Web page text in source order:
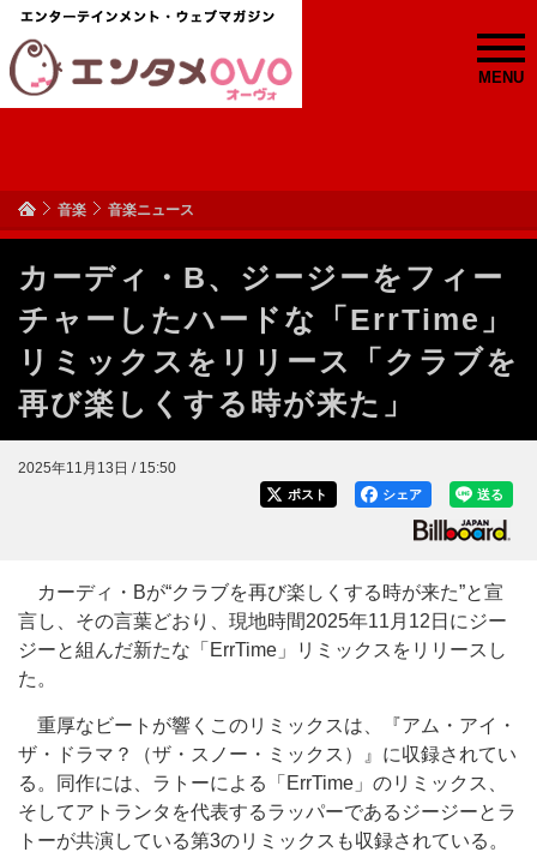
MENU
音楽 音楽ニュース
カーディ・B、ジージーをフィー
チャーしたハードな「ErrTime」
リミックスをリリース「クラブを
再び楽しくする時が来た」
2025年11月13日 / 15:50
送る
シェア
ポスト
カーディ・Bが“クラブを再び楽しくする時が来た”と宣
言し、その言葉どおり、現地時間2025年11月12日にジー
ジーと組んだ新たな「ErrTime」リミックスをリリースし
た。
重厚なビートが響くこのリミックスは、『アム・アイ・
ザ・ドラマ？（ザ・スノー・ミックス）』に収録されてい
る。同作には、ラトーによる「ErrTime」のリミックス、
そしてアトランタを代表するラッパーであるジージーとラ
トーが共演している第3のリミックスも収録されている。